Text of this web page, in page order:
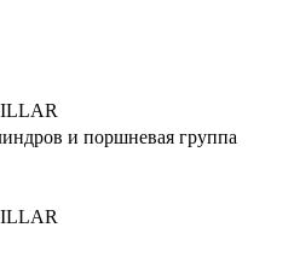
и поршневая группа